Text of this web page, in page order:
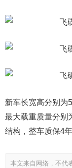
新车长宽高分别为
最大载重质量分别
结构，整车质保4年
本文来自网络，不代